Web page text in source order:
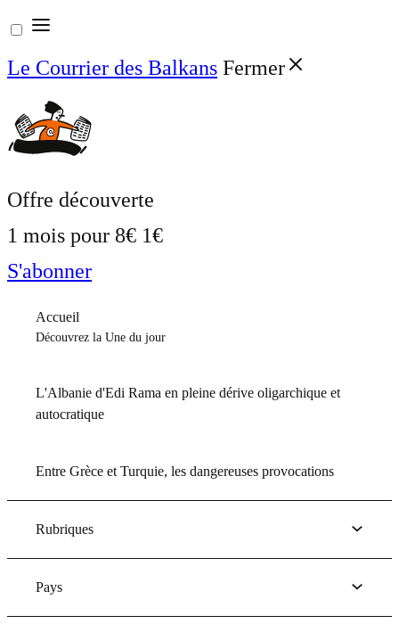
Aller
au
contenu
Le Courrier des Balkans Fermer
Offre découverte
1 mois pour 8€ 1€
S'abonner
Accueil
Découvrez la Une du jour
L'Albanie d'Edi Rama en pleine dérive oligarchique et
autocratique
Entre Grèce et Turquie, les dangereuses provocations
Rubriques
Pays